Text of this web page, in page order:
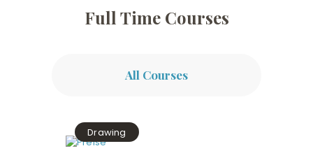
Full Time Courses
All Courses
Drawing